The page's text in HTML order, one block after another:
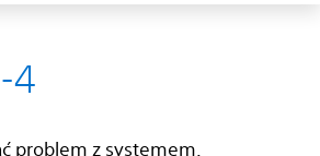
4
problem z systemem.